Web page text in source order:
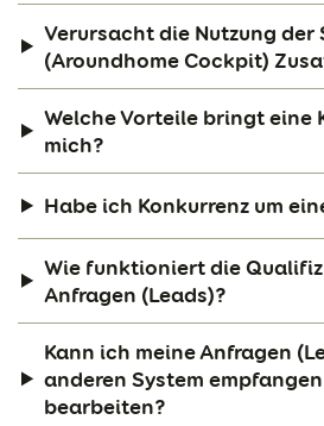
Verursacht die Nutzung der
(Aroundhome Cockpit)
Welche Vorteile bringt eine
mich?
Habe ich Konkurrenz um
Wie funktioniert die
Anfragen (Leads)?
Kann ich meine Anfragen
anderen System
bearbeiten?